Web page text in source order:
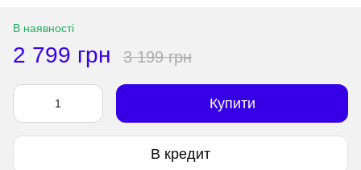
В наявності
2 799 грн 3 199 грн
Купити
В кредит